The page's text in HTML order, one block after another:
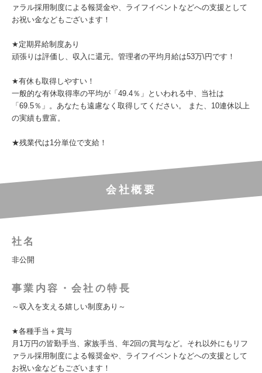
ァラル採用制度による報奨金や、ライフイベントなどへの支援として
お祝い金などもございます！
★定期昇給制度あり
頑張りは評価し、収入に還元。管理者の平均月給は53万\円です！
★有休も取得しやすい！
一般的な有休取得率の平均が「49.4％」といわれる中、当社は
「69.5％」。あなたも遠慮なく取得してください。 また、10連休以上
の実績も豊富。
★残業代は1分単位で支給！
会社概要
社名
非公開
事業内容・会社の特長
～収入を支える嬉しい制度あり～
★各種手当＋賞与
月1万円の皆勤手当、家族手当、年2回の賞与など。それ以外にもリフ
ァラル採用制度による報奨金や、ライフイベントなどへの支援として
お祝い金などもございます！